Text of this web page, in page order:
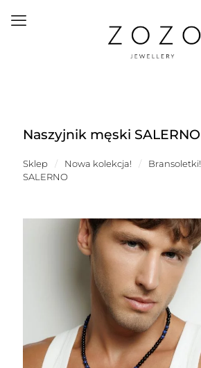
Naszyjnik męski SALERNO
Sklep / Nowa kolekcja! / Bransoletki!
SALERNO